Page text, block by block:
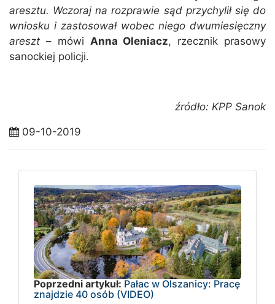
aresztu. Wczoraj na rozprawie sąd przychylił się do
wniosku i zastosował wobec niego dwumiesięczny
areszt – mówi Anna Oleniacz, rzecznik prasowy
sanockiej policji.
źródło: KPP Sanok
09-10-2019
Poprzedni artykuł: Pałac w Olszanicy: Pracę
znajdzie 40 osób (VIDEO)